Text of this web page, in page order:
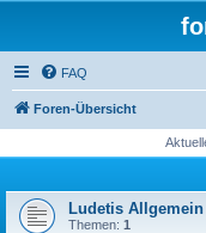
FAQ
Foren-Übersicht
Ludetis Allgemein
Themen: 1